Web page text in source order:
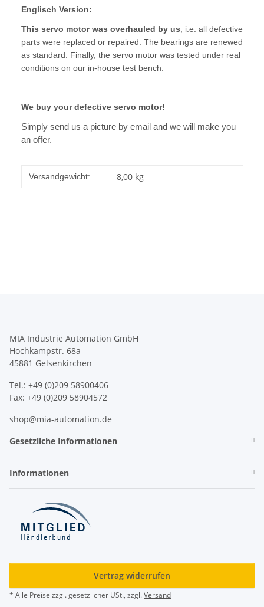
Englisch Version:
This servo motor was overhauled by us , i.e. all defective
parts were replaced or repaired. The bearings are renewed
as standard. Finally, the servo motor was tested under real
conditions on our in-house test bench.
We buy your defective servo motor!
Simply send us a picture by email and we will make you
an offer.
Produkteigenschaft
Wert
Versandgewicht: 8,00 kg
MIA Industrie Automation GmbH
Hochkampstr. 68a
45881 Gelsenkirchen
Tel.: +49 (0)209 58900406
Fax: +49 (0)209 58904572
shop@mia-automation.de
Gesetzliche Informationen
Informationen
Vertrag widerrufen
* Alle Preise zzgl. gesetzlicher USt., zzgl.Versand